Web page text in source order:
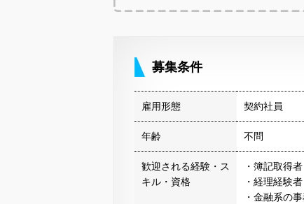
募集条件
雇用形態 契約社員
年齢 不問
歓迎される経験・ス
キル・資格
・簿記取得者
・経理経験者
・金融系の